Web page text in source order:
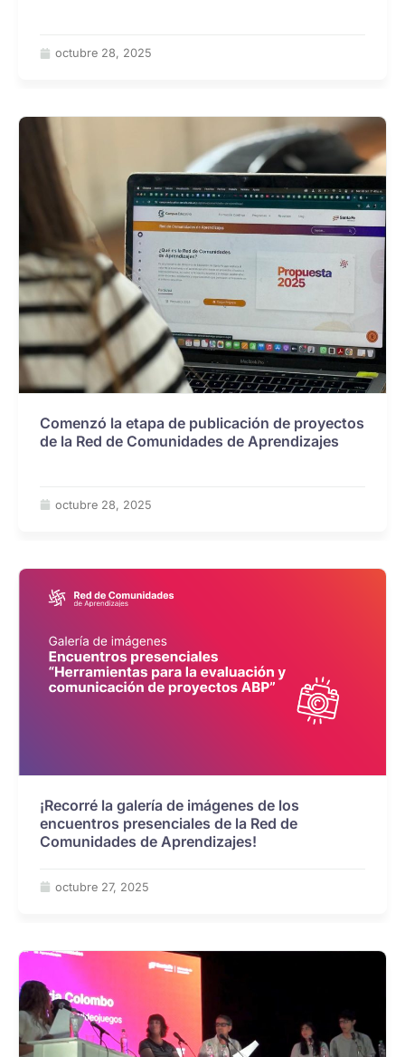
octubre 28, 2025
Comenzó la etapa de publicación de proyectos
de la Red de Comunidades de Aprendizajes
octubre 28, 2025
¡Recorré la galería de imágenes de los
encuentros presenciales de la Red de
Comunidades de Aprendizajes!
octubre 27, 2025